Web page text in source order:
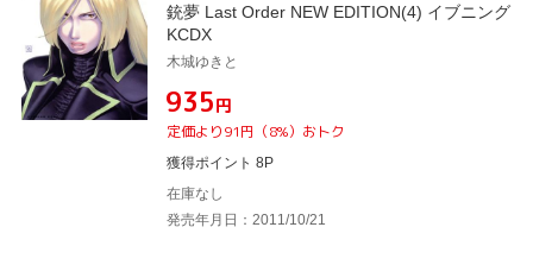
銃夢 Last Order NEW EDITION(4) イブニング
KCDX
木城ゆきと
¥935円
定価より91円（8%）おトク
獲得ポイント 8P
在庫なし
発売年月日：2011/10/21